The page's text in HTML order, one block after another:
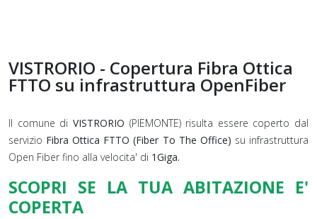
VISTRORIO - Copertura Fibra Ottica
FTTO su infrastruttura OpenFiber
Il comune di VISTRORIO (PIEMONTE) risulta essere coperto dal
servizio Fibra Ottica FTTO (Fiber To The Office) su infrastruttura
Open Fiber fino alla velocita' di 1Giga.
SCOPRI SE LA TUA ABITAZIONE E'
COPERTA